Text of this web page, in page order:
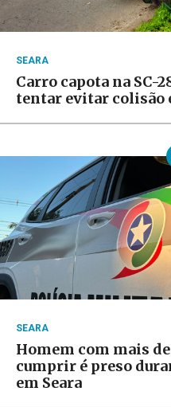
SEARA
Carro capota na SC-
tentar evitar colisão
SEARA
Homem com mais de
cumprir é preso
em Seara